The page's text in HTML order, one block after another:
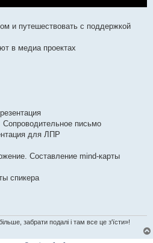
и путешествовать с поддержкой
в медиа проектах
письмо
для ЛПР
Составление mind-карты
спикера
забрати подалі і там все це з'їсти»!